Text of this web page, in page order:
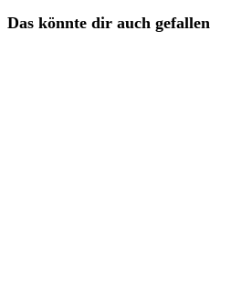
Das könnte dir auch gefallen